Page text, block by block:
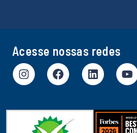
Acesse nossas redes